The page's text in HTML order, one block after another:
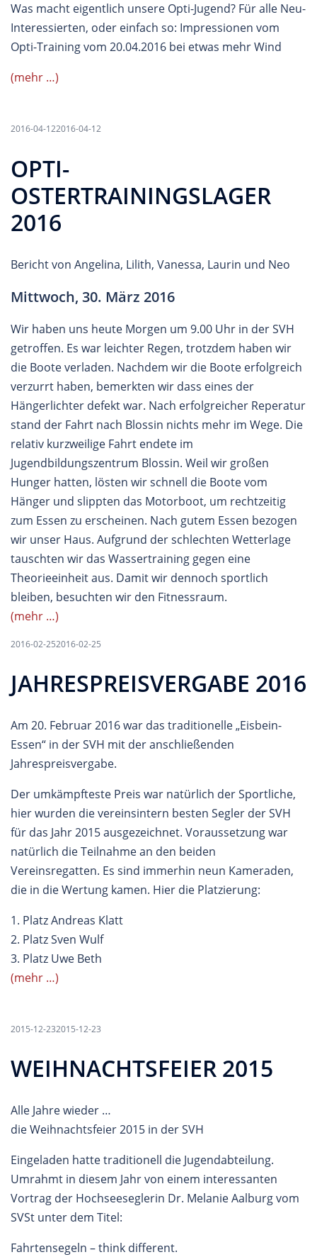
Was macht eigentlich unsere Opti-Jugend? Für alle Neu-
Interessierten, oder einfach so: Impressionen vom
Opti-Training vom 20.04.2016 bei etwas mehr Wind
(mehr …)
2016-04-122016-04-12
OPTI-
OSTERTRAININGSLAGER
2016
Bericht von Angelina, Lilith, Vanessa, Laurin und Neo
Mittwoch, 30. März 2016
Wir haben uns heute Morgen um 9.00 Uhr in der SVH
getroffen. Es war leichter Regen, trotzdem haben wir
die Boote verladen. Nachdem wir die Boote erfolgreich
verzurrt haben, bemerkten wir dass eines der
Hängerlichter defekt war. Nach erfolgreicher Reperatur
stand der Fahrt nach Blossin nichts mehr im Wege. Die
relativ kurzweilige Fahrt endete im
Jugendbildungszentrum Blossin. Weil wir großen
Hunger hatten, lösten wir schnell die Boote vom
Hänger und slippten das Motorboot, um rechtzeitig
zum Essen zu erscheinen. Nach gutem Essen bezogen
wir unser Haus. Aufgrund der schlechten Wetterlage
tauschten wir das Wassertraining gegen eine
Theorieeinheit aus. Damit wir dennoch sportlich
bleiben, besuchten wir den Fitnessraum.
(mehr …)
2016-02-252016-02-25
JAHRESPREISVERGABE 2016
Am 20. Februar 2016 war das traditionelle „Eisbein-
Essen“ in der SVH mit der anschließenden
Jahrespreisvergabe.
Der umkämpfteste Preis war natürlich der Sportliche,
hier wurden die vereinsintern besten Segler der SVH
für das Jahr 2015 ausgezeichnet. Voraussetzung war
natürlich die Teilnahme an den beiden
Vereinsregatten. Es sind immerhin neun Kameraden,
die in die Wertung kamen. Hier die Platzierung:
1. Platz Andreas Klatt
2. Platz Sven Wulf
3. Platz Uwe Beth
(mehr …)
2015-12-232015-12-23
WEIHNACHTSFEIER 2015
Alle Jahre wieder …
die Weihnachtsfeier 2015 in der SVH
Eingeladen hatte traditionell die Jugendabteilung.
Umrahmt in diesem Jahr von einem interessanten
Vortrag der Hochseeseglerin Dr. Melanie Aalburg vom
SVSt unter dem Titel:
Fahrtensegeln – think different.